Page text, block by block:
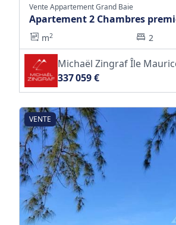
Vente Appartement Grand Baie
Apartement 2 Chambres
m2 2
Michaël Zingraf Île
337 059 €
VENTE